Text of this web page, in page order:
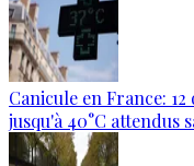
Canicule en France:
jusqu'à 40°C attendus